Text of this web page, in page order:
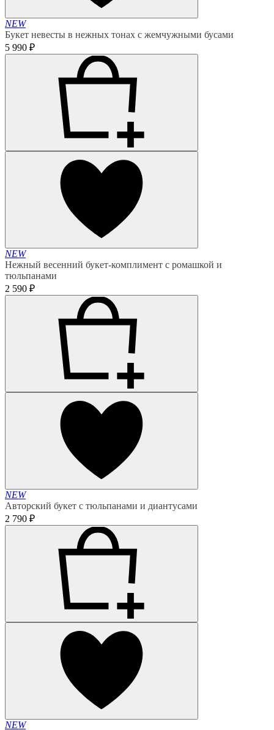
NEW
Букет невесты в нежных тонах с жемчужными бусами
5 990 ₽
NEW
Нежный весенний букет-комплимент с ромашкой и
тюльпанами
2 590 ₽
NEW
Авторский букет с тюльпанами и диантусами
2 790 ₽
NEW